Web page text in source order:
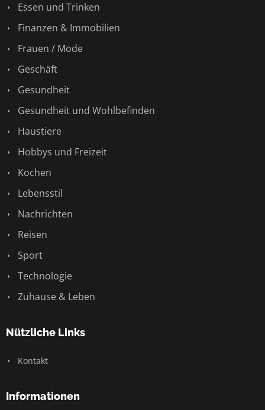
Essen und Trinken
Finanzen & Immobilien
Frauen / Mode
Geschäft
Gesundheit
Gesundheit und Wohlbefinden
Haustiere
Hobbys und Freizeit
Kochen
Lebensstil
Nachrichten
Reisen
Sport
Technologie
Zuhause & Leben
Nützliche Links
Kontakt
Informationen